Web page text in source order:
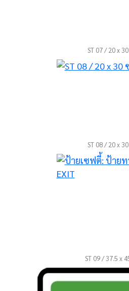
ST 07 / 20 x
ST 08 / 20 x
ST 09 / 37.5 x